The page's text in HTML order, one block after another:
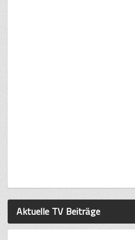
Aktuelle TV Beiträge